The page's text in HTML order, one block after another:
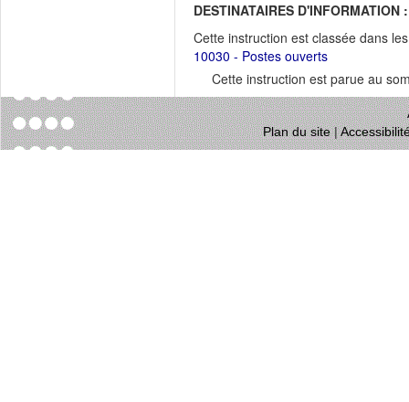
DESTINATAIRES D'INFORMATION :
Cette instruction est classée dans
10030 - Postes ouverts
Cette instruction est parue au
Plan du site|